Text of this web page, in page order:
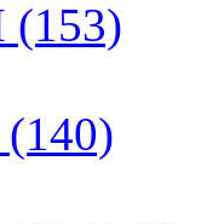
(153)